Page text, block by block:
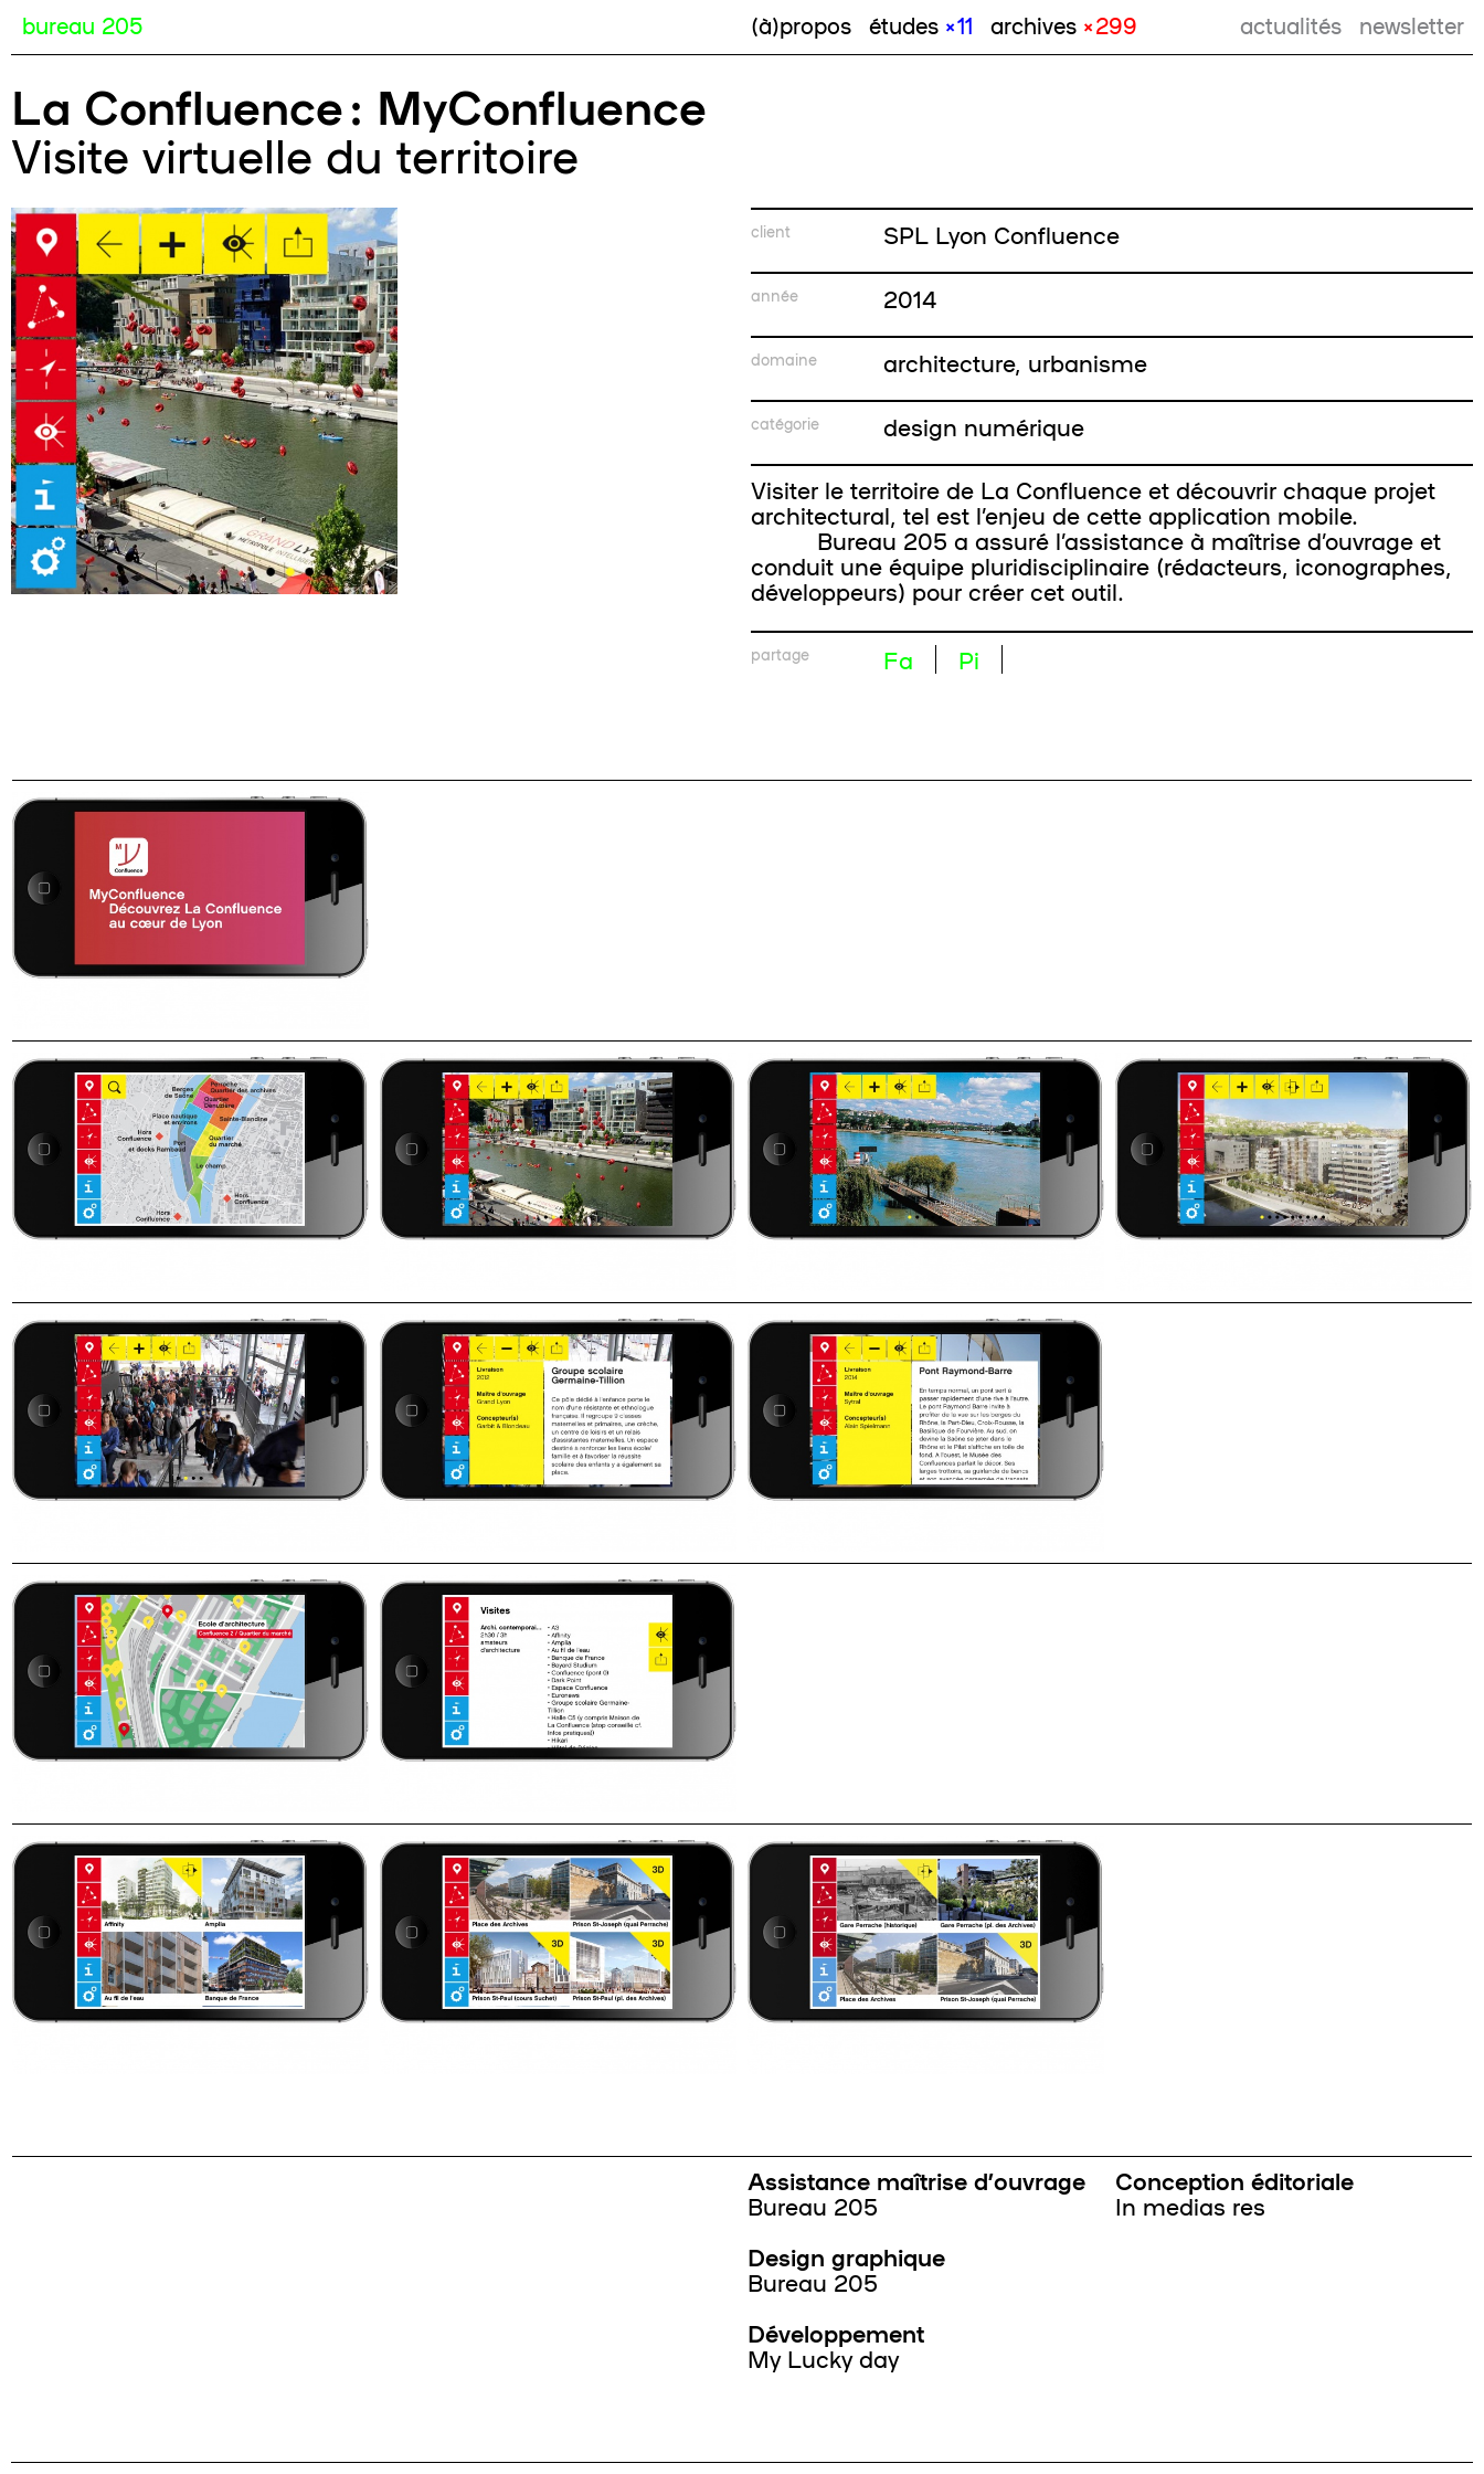
bureau 205 (à)propos études × 11 archives × 299 actualités newsletter
La Confluence : MyConfluence
Visite virtuelle du territoire
client SPL Lyon Confluence
année 2014
domaine architecture, urbanisme
catégorie
design numérique
Visiter le territoire de La Confluence et découvrir chaque projet
architectural, tel est l’enjeu de cette application mobile.
Bureau 205 a assuré l’assistance à maîtrise d’ouvrage et
conduit une équipe pluridisciplinaire (rédacteurs, iconographes,
développeurs) pour créer cet outil.
partage Fa Pi
Assistance maîtrise d’ouvrage
Bureau 205
Design graphique
Bureau 205
Développement
My Lucky day
Conception éditoriale
In medias res